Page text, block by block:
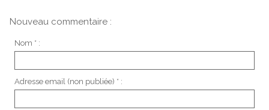
Nouveau commentaire :
Nom * :
Adresse email (non publiée) * :